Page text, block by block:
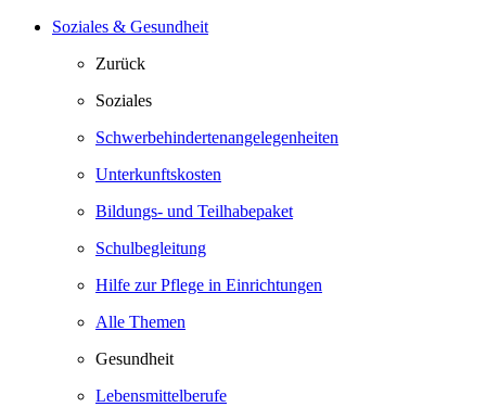
Soziales & Gesundheit
Zurück
Soziales
Schwerbehindertenangelegenheiten
Unterkunftskosten
Bildungs- und Teilhabepaket
Schulbegleitung
Hilfe zur Pflege in Einrichtungen
Alle Themen
Gesundheit
Lebensmittelberufe